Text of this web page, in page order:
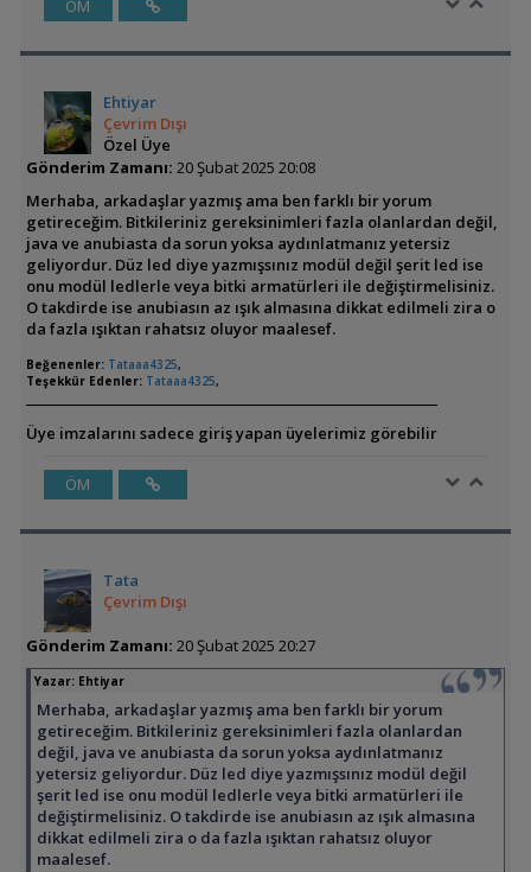
ÖM
Ehtiyar
Çevrim Dışı
Özel Üye
Gönderim Zamanı: 20 Şubat 2025 20:08
Merhaba, arkadaşlar yazmış ama ben farklı bir yorum
getireceğim. Bitkileriniz gereksinimleri fazla olanlardan değil,
java ve anubiasta da sorun yoksa aydınlatmanız yetersiz
geliyordur. Düz led diye yazmışsınız modül değil şerit led ise
onu modül ledlerle veya bitki armatürleri ile değiştirmelisiniz.
O takdirde ise anubiasın az ışık almasına dikkat edilmeli zira o
da fazla ışıktan rahatsız oluyor maalesef.
Beğenenler: Tataaa4325,
Teşekkür Edenler: Tataaa4325,
Üye imzalarını sadece giriş yapan üyelerimiz görebilir
ÖM
Tata
Çevrim Dışı
Gönderim Zamanı: 20 Şubat 2025 20:27
Yazar: Ehtiyar
Merhaba, arkadaşlar yazmış ama ben farklı bir yorum
getireceğim. Bitkileriniz gereksinimleri fazla olanlardan
değil, java ve anubiasta da sorun yoksa aydınlatmanız
yetersiz geliyordur. Düz led diye yazmışsınız modül değil
şerit led ise onu modül ledlerle veya bitki armatürleri ile
değiştirmelisiniz. O takdirde ise anubiasın az ışık almasına
dikkat edilmeli zira o da fazla ışıktan rahatsız oluyor
maalesef.